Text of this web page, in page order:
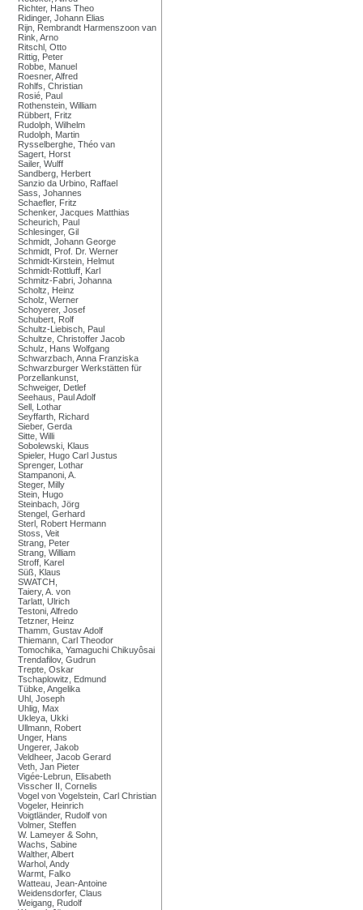
Richter, Hans Theo
Ridinger, Johann Elias
Rijn, Rembrandt Harmenszoon van
Rink, Arno
Ritschl, Otto
Rittig, Peter
Robbe, Manuel
Roesner, Alfred
Rohlfs, Christian
Rosié, Paul
Rothenstein, William
Rübbert, Fritz
Rudolph, Wilhelm
Rudolph, Martin
Rysselberghe, Théo van
Sagert, Horst
Sailer, Wulff
Sandberg, Herbert
Sanzio da Urbino, Raffael
Sass, Johannes
Schaefler, Fritz
Schenker, Jacques Matthias
Scheurich, Paul
Schlesinger, Gil
Schmidt, Johann George
Schmidt, Prof. Dr. Werner
Schmidt-Kirstein, Helmut
Schmidt-Rottluff, Karl
Schmitz-Fabri, Johanna
Scholtz, Heinz
Scholz, Werner
Schoyerer, Josef
Schubert, Rolf
Schultz-Liebisch, Paul
Schultze, Christoffer Jacob
Schulz, Hans Wolfgang
Schwarzbach, Anna Franziska
Schwarzburger Werkstätten für
Porzellankunst,
Schweiger, Detlef
Seehaus, Paul Adolf
Sell, Lothar
Seyffarth, Richard
Sieber, Gerda
Sitte, Willi
Sobolewski, Klaus
Spieler, Hugo Carl Justus
Sprenger, Lothar
Stampanoni, A.
Steger, Milly
Stein, Hugo
Steinbach, Jörg
Stengel, Gerhard
Sterl, Robert Hermann
Stoss, Veit
Strang, Peter
Strang, William
Stroff, Karel
Süß, Klaus
SWATCH,
Taiery, A. von
Tarlatt, Ulrich
Testoni, Alfredo
Tetzner, Heinz
Thamm, Gustav Adolf
Thiemann, Carl Theodor
Tomochika, Yamaguchi Chikuyôsai
Trendafilov, Gudrun
Trepte, Oskar
Tschaplowitz, Edmund
Tübke, Angelika
Uhl, Joseph
Uhlig, Max
Ukleya, Ukki
Ullmann, Robert
Unger, Hans
Ungerer, Jakob
Veldheer, Jacob Gerard
Veth, Jan Pieter
Vigée-Lebrun, Elisabeth
Visscher II, Cornelis
Vogel von Vogelstein, Carl Christian
Vogeler, Heinrich
Voigtländer, Rudolf von
Volmer, Steffen
W. Lameyer & Sohn,
Wachs, Sabine
Walther, Albert
Warhol, Andy
Warmt, Falko
Watteau, Jean-Antoine
Weidensdorfer, Claus
Weigang, Rudolf